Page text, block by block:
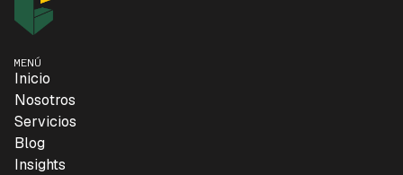
MENÚ
Inicio
Nosotros
Servicios
Blog
Insights